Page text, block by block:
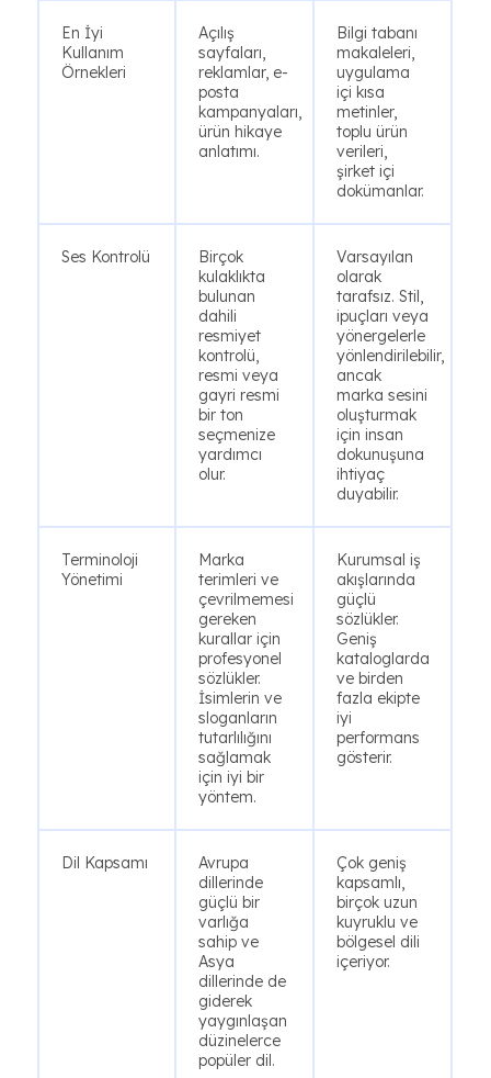
En İyi
Kullanım
Örnekleri
Açılış
sayfaları,
reklamlar, e-
posta
kampanyaları,
ürün hikaye
anlatımı.
Bilgi tabanı
makaleleri,
uygulama
içi kısa
metinler,
toplu ürün
verileri,
şirket içi
dokümanlar.
Ses Kontrolü
Birçok
kulaklıkta
bulunan
dahili
resmiyet
kontrolü,
resmi veya
gayri resmi
bir ton
seçmenize
yardımcı
olur.
Varsayılan
olarak
tarafsız. Stil,
ipuçları veya
yönergelerle
yönlendirilebilir,
ancak
marka sesini
oluşturmak
için insan
dokunuşuna
ihtiyaç
duyabilir.
Terminoloji
Yönetimi
Marka
terimleri ve
çevrilmemesi
gereken
kurallar için
profesyonel
sözlükler.
İsimlerin ve
sloganların
tutarlılığını
sağlamak
için iyi bir
yöntem.
Kurumsal iş
akışlarında
güçlü
sözlükler.
Geniş
kataloglarda
ve birden
fazla ekipte
iyi
performans
gösterir.
Dil Kapsamı
Avrupa
dillerinde
güçlü bir
varlığa
sahip ve
Asya
dillerinde de
giderek
yaygınlaşan
düzinelerce
popüler dil.
Çok geniş
kapsamlı,
birçok uzun
kuyruklu ve
bölgesel dili
içeriyor.